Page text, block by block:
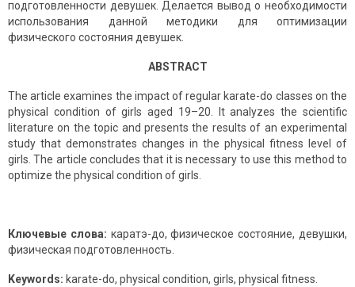
подготовленности девушек. Делается вывод о необходимости
использования данной методики для оптимизации
физического состояния девушек.
ABSTRACT
The article examines the impact of regular karate-do classes on the
physical condition of girls aged 19–20. It analyzes the scientific
literature on the topic and presents the results of an experimental
study that demonstrates changes in the physical fitness level of
girls. The article concludes that it is necessary to use this method to
optimize the physical condition of girls.
Ключевые слова: каратэ-до, физическое состояние, девушки,
физическая подготовленность.
Keywords: karate-do, physical condition, girls, physical fitness.